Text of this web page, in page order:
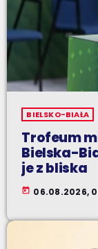
BIELSKO-BIAŁA
Trofeum
Bielska-
je z bliska
today 06.08.2026,